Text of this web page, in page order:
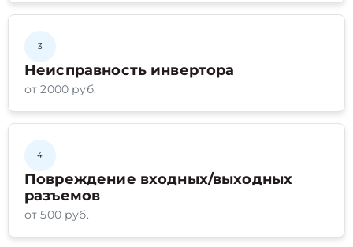
3
Неисправность инвертора
от 2000 руб.
4
Повреждение входных/выходных
разъемов
от 500 руб.